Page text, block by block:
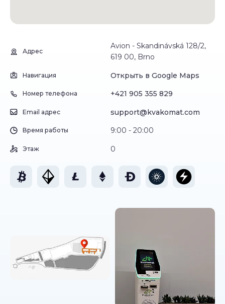
Адрес
Avion - Skandinávská 128/2,
619 00, Brno
Навигация Открыть в Google Maps
Номер телефона +421 905 355 829
Email адрес support@kvakomat.com
Время работы 9:00 - 20:00
Этаж 0